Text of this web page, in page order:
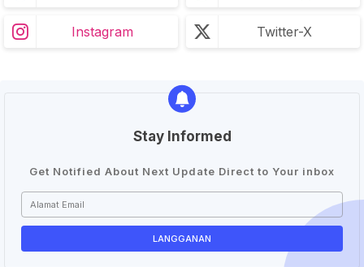
Instagram Twitter-X
Stay Informed
Get Notified About Next Update Direct to Your inbox